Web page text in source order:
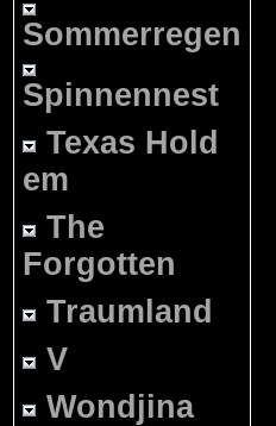
Sommerregen
Spinnennest
Texas Hold
em
The
Forgotten
Traumland
V
Wondjina